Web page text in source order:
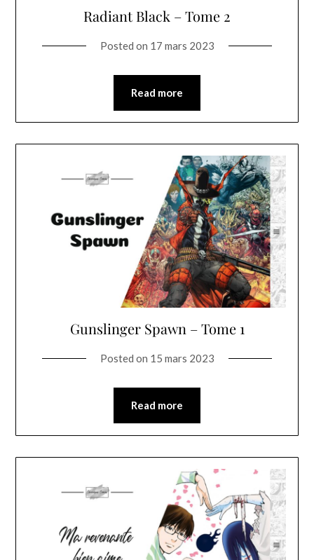
Radiant Black – Tome 2
Posted on 17 mars 2023
Read more
Gunslinger Spawn – Tome 1
Posted on 15 mars 2023
Read more